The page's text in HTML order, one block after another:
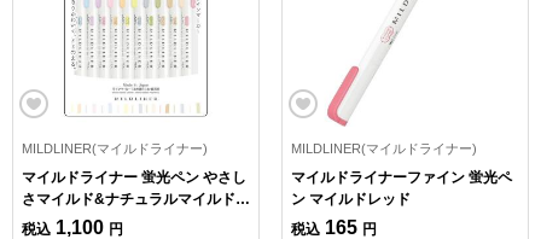
MILDLINER(マイルドライナー)
マイルドライナー 蛍光ペン やさし
さマイルド&ナチュラルマイルド
10色セット
税込 1,100 円
MILDLINER(マイルドライナー)
マイルドライナーファイン 蛍光ペ
ン マイルドレッド
税込 165 円